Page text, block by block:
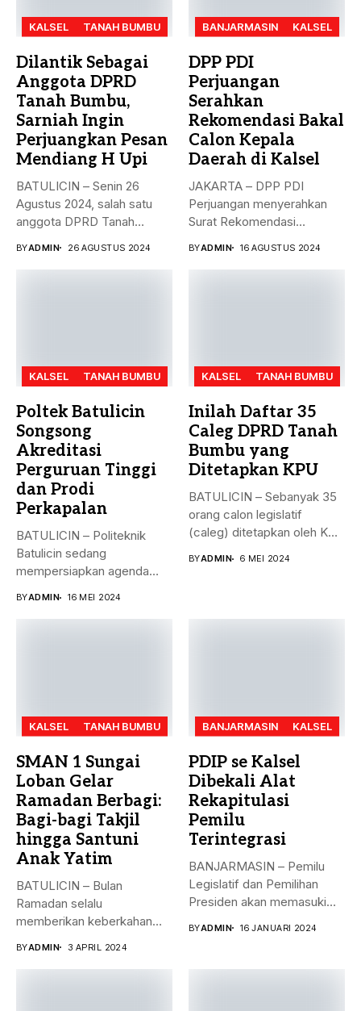
KALSEL TANAH BUMBU
Dilantik Sebagai
Anggota DPRD
Tanah Bumbu,
Sarniah Ingin
Perjuangkan Pesan
Mendiang H Upi
BATULICIN – Senin 26
Agustus 2024, salah satu
anggota DPRD Tanah
BYADMIN 26 AGUSTUS 2024
BANJARMASIN KALSEL
DPP PDI
Perjuangan
Serahkan
Rekomendasi Bakal
Calon Kepala
Daerah di Kalsel
JAKARTA – DPP PDI
Perjuangan menyerahkan
Surat Rekomendasi
BYADMIN 16 AGUSTUS 2024
KALSEL TANAH BUMBU
Poltek Batulicin
Songsong
Akreditasi
Perguruan Tinggi
dan Prodi
Perkapalan
BATULICIN – Politeknik
Batulicin sedang
mempersiapkan agenda
BYADMIN 16 MEI 2024
KALSEL TANAH BUMBU
Inilah Daftar 35
Caleg DPRD Tanah
Bumbu yang
Ditetapkan KPU
BATULICIN – Sebanyak 35
orang calon legislatif
(caleg) ditetapkan oleh KPU
BYADMIN 6 MEI 2024
KALSEL TANAH BUMBU
SMAN 1 Sungai
Loban Gelar
Ramadan Berbagi:
Bagi-bagi Takjil
hingga Santuni
Anak Yatim
BATULICIN – Bulan
Ramadan selalu
memberikan keberkahan
BYADMIN 3 APRIL 2024
BANJARMASIN KALSEL
PDIP se Kalsel
Dibekali Alat
Rekapitulasi
Pemilu
Terintegrasi
BANJARMASIN – Pemilu
Legislatif dan Pemilihan
Presiden akan memasuki
BYADMIN 16 JANUARI 2024